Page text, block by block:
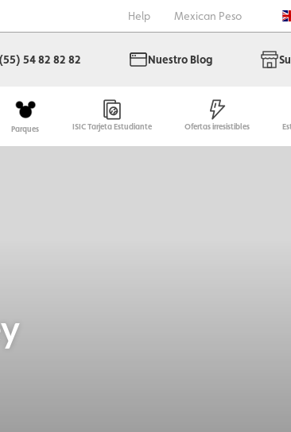
Help Mexican Peso
(55) 54 82 82 82 Nuestro Blog
Parques ISIC Tarjeta Estudiante Ofertas irresistibles